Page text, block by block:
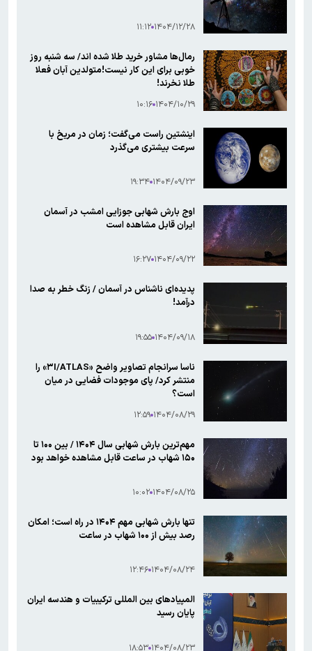
۱۴۰۴/۱۲/۲۸ ۱۱:۱۲
رمال‌ها مشاور خرید طلا شده اند/ سه شنبه روز
خوبی برای این کار نیست!متولدین آبان فعلا
طلا نخرند!
۱۴۰۴/۱۰/۲۹ ۱۰:۱۶
اینشتین راست می‌گفت؛ زمان در مریخ با
سرعت بیشتری می‌گذرد
۱۴۰۴/۰۹/۲۳ ۱۹:۳۴
اوج بارش شهابی جوزایی امشب در آسمان
ایران قابل مشاهده است
۱۴۰۴/۰۹/۲۲ ۱۶:۲۷
پدیده‌ای ناشناس در آسمان / زنگ خطر به صدا
درآمد!
۱۴۰۴/۰۹/۱۸ ۱۹:۵۵
ناسا سرانجام تصاویر واضح «۳I/ATLAS» را
منتشر کرد/ پای موجودات فضایی در میان
است؟
۱۴۰۴/۰۸/۲۹ ۱۲:۵۹
مهم‌ترین بارش شهابی سال ۱۴۰۴ / بین ۱۰۰ تا
۱۵۰ شهاب در ساعت قابل مشاهده خواهد بود
۱۴۰۴/۰۸/۲۵ ۱۰:۰۲
تنها بارش شهابی مهم ۱۴۰۴ در راه است؛ امکان
رصد بیش از ۱۰۰ شهاب در ساعت
۱۴۰۴/۰۸/۲۴ ۱۲:۴۶
المپیادهای بین المللی ترکیبیات و هندسه ایران
پایان رسید
۱۴۰۴/۰۸/۲۳ ۱۸:۵۳